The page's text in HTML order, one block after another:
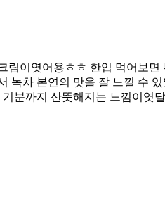
이엿어용ㅎㅎ 한입 먹어보
차 본연의 맛을 잘 느낄 수
분까지 산뜻해지는 느낌이엿